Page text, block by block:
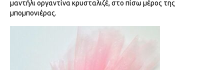
μαντήλι οργαντίνα κρυσταλιζέ, στο πίσω μέρος της
μπομπονιέρας.